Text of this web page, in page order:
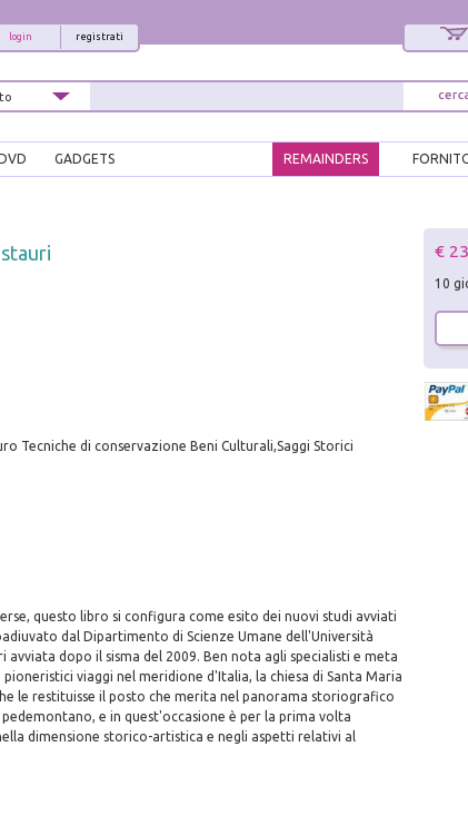
registrati
login
GADGETS REMAINDERS
Tecniche di conservazione Beni Culturali,Saggi Storici
questo libro si configura come esito dei nuovi studi avviati
dal Dipartimento di Scienze Umane dell'Università
dopo il sisma del 2009. Ben nota agli specialisti e meta
viaggi nel meridione d'Italia, la chiesa di Santa Maria
le restituisse il posto che merita nel panorama storiografico
e in quest'occasione è per la prima volta
dimensione storico-artistica e negli aspetti relativi al
€
10
Interessato ai
Sarai informato
comunque cancellarti
modulo di